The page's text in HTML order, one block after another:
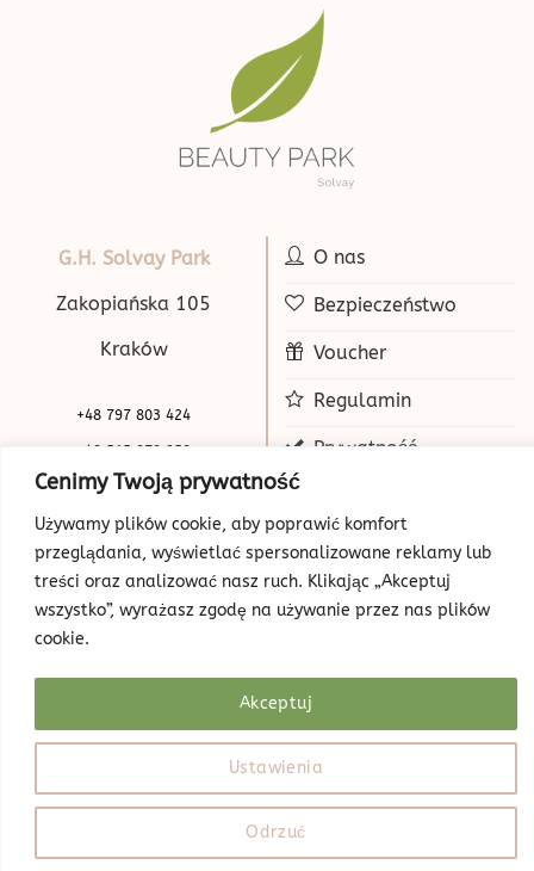
Cenimy Twoją prywatność
Używamy plików cookie, aby poprawić komfort
przeglądania, wyświetlać spersonalizowane reklamy lub
treści oraz analizować nasz ruch. Klikając „Akceptuj
wszystko”, wyrażasz zgodę na używanie przez nas plików
cookie.
Ustawienia
Odrzuć
Akceptuj
G.H. Solvay Park
Zakopiańska 105
Kraków
+48 797 803 424
+48 515 070 250
biuro@beauty-park.pl
O nas
Bezpieczeństwo
Voucher
Regulamin
Prywatność
© Copyright 2026 | Beauty Park
Web Design